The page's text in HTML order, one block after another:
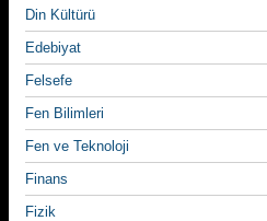
Din Kültürü
Edebiyat
Felsefe
Fen Bilimleri
Fen ve Teknoloji
Finans
Fizik